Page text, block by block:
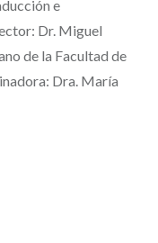
e
Dr. Miguel
de la Facultad de
Dra. María